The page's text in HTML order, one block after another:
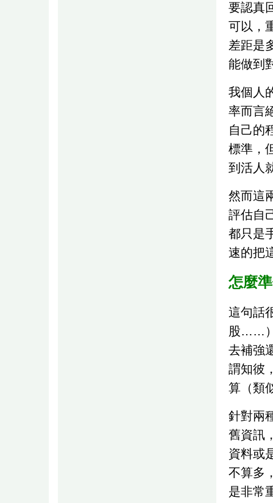
要認真
可以，
差距是
能做到
我個人
率而言
自己的
標準，
到活人
然而這
評估自
都只是
速的把
怎麼
這句話
股……）
去補強
謂知彼
算（類
針對兩
舊資訊
資料或
不算多
是非常